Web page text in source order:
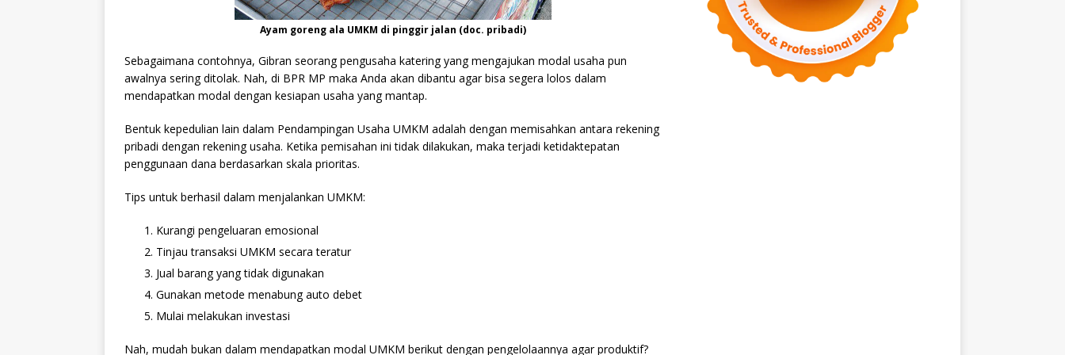
Ayam goreng ala UMKM di pinggir jalan (doc. pribadi)
Sebagaimana contohnya, Gibran seorang pengusaha katering yang mengajukan modal usaha pun
awalnya sering ditolak. Nah, di BPR MP maka Anda akan dibantu agar bisa segera lolos dalam
mendapatkan modal dengan kesiapan usaha yang mantap.
Bentuk kepedulian lain dalam Pendampingan Usaha UMKM adalah dengan memisahkan antara rekening
pribadi dengan rekening usaha. Ketika pemisahan ini tidak dilakukan, maka terjadi ketidaktepatan
penggunaan dana berdasarkan skala prioritas.
Tips untuk berhasil dalam menjalankan UMKM:
Kurangi pengeluaran emosional
Tinjau transaksi UMKM secara teratur
Jual barang yang tidak digunakan
Gunakan metode menabung auto debet
Mulai melakukan investasi
Nah, mudah bukan dalam mendapatkan modal UMKM berikut dengan pengelolaannya agar produktif?